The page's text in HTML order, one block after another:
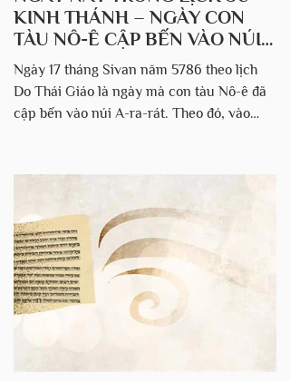
KINH THÁNH – NGÀY CON
TÀU NÔ-Ê CẬP BẾN VÀO NÚI
A-RA-RÁT
Ngày 17 tháng Sivan năm 5786 theo lịch
Do Thái Giáo là ngày mà con tàu Nô-ê đã
cập bến vào núi A-ra-rát. Theo đó, vào
Kinh Thánh “Đến tháng bảy, ngày mười
thế ký 8:4) Bảy tháng sau khi trận Đại
Hồng Thủy bắt đầu, và 17 ngày sau khi
nước bao phủ trái đất bắt đầu rút, con tàu
chở Nô-ê, gia đình ông và các loài động vật
đã cập bến trên đỉnh núi Arar